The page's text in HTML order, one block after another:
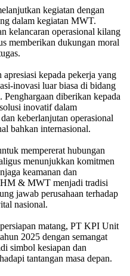
kegiatan dengan
dalam kegiatan MWT.
kelancaran operasional kilang
memberikan dukungan moral
kepada pekerja yang
inovasi luar biasa di bidang
diberikan kepada
inovatif dalam
keberlanjutan operasional
bahkan internasional.
mempererat hubungan
menunjukkan komitmen
keamanan dan
& MWT menjadi tradisi
jawab perusahaan terhadap
nasional.
matang, PT KPI Unit
2025 dengan semangat
simbol kesiapan dan
tantangan masa depan.